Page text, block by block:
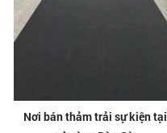
Nơi bán thảm trải sự kiện tại